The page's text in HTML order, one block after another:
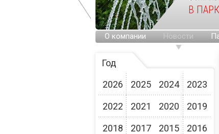
НА ГОРОДСКИХ
В
О компании Новости
Год
2026
2025 2024 2023
2022 2021 2020 2019
2018 2017 2015 2016